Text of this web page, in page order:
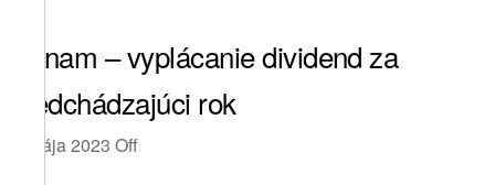
Oznam – vyplácanie dividend za
predchádzajúci rok
5. mája 2023 Off